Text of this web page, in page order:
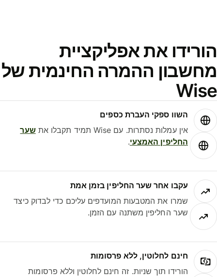
את אפליקציית
ההמרה החינמית של
השוו ספקי העברת כספים
אין עמלות נסתרות. עם Wise תמיד תקבלו את
שער
החליפין האמצעי.
עקבו אחר שער החליפין בזמן אמת
שמרו את המטבעות המועדפים עליכם כדי לבדוק כיצד
שער החליפין משתנה עם הזמן.
חינם לחלוטין, ללא פרסומות
הורידו תוך שניות. זה חינם לחלוטין וללא פרסומות